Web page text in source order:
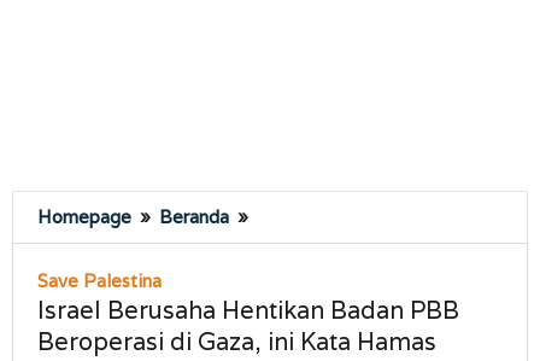
Homepage » Beranda »
Berusaha
Badan
PBB
Beroperasi
Save Palestina
Israel Berusaha Hentikan Badan PBB
Beroperasi di Gaza, ini Kata Hamas